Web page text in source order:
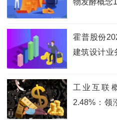
物发酵概念
霍普股份
建筑设计业
工业互联
2.48%：领